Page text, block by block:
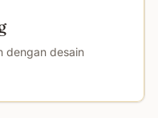
dengan desain